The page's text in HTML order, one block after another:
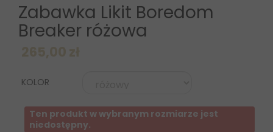
Zabawka Likit Boredom
Breaker różowa
KOLOR
Ten produkt w wybranym rozmiarze jest
niedostępny.